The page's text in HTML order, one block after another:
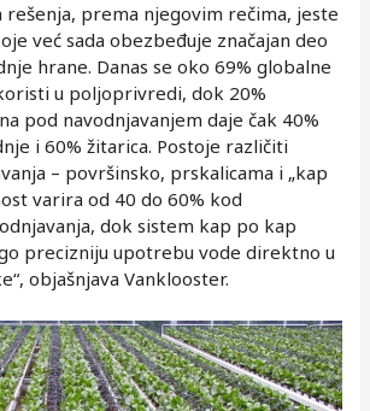
rešenja, prema njegovim rečima, jeste
već sada obezbeđuje značajan deo
hrane. Danas se oko 69% globalne
u poljoprivredi, dok 20%
pod navodnjavanjem daje čak 40%
i 60% žitarica. Postoje različiti
– površinsko, prskalicama i „kap
varira od 40 do 60% kod
dok sistem kap po kap
precizniju upotrebu vode direktno u
objašnjava Vanklooster.